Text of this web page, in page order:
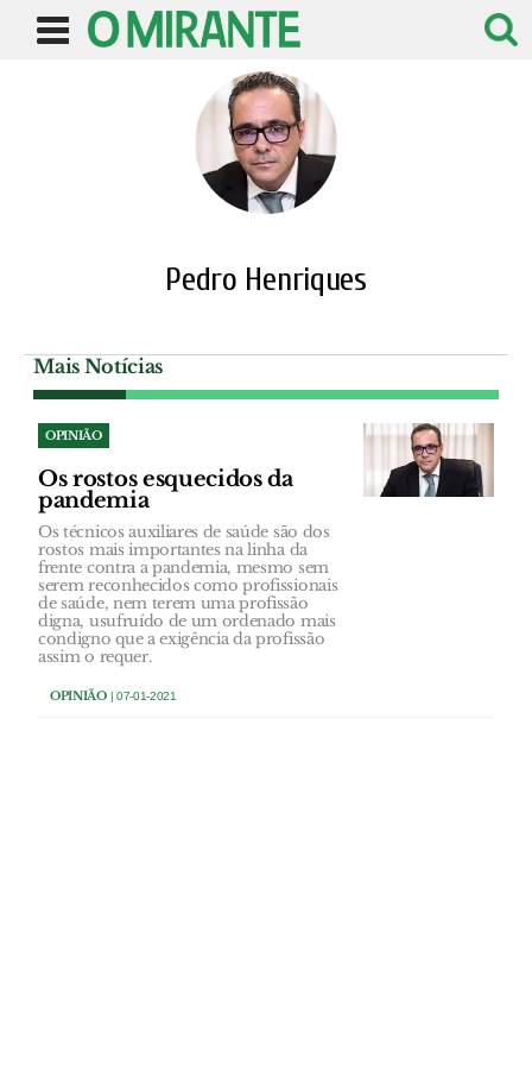
Pedro Henriques
Mais Notícias
OPINIÃO
Os rostos esquecidos da
pandemia
Os técnicos auxiliares de saúde são dos
rostos mais importantes na linha da
frente contra a pandemia, mesmo sem
serem reconhecidos como profissionais
de saúde, nem terem uma profissão
digna, usufruído de um ordenado mais
condigno que a exigência da profissão
assim o requer.
OPINIÃO| 07-01-2021